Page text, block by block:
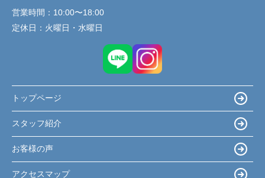
営業時間： 10:00〜18:00
定休日： 火曜日・水曜日
トップページ
スタッフ紹介
お客様の声
アクセスマップ